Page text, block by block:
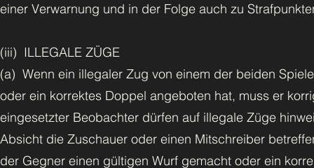
einer Verwarnung und in der Folge auch zu
(iii) ILLEGALE ZÜGE
(a) Wenn ein illegaler Zug von einem der beiden
oder ein korrektes Doppel angeboten hat, muss er
eingesetzter Beobachter dürfen auf illegale Züge
Absicht die Zuschauer oder einen Mitschreiber
der Gegner einen gültigen Wurf gemacht oder ein